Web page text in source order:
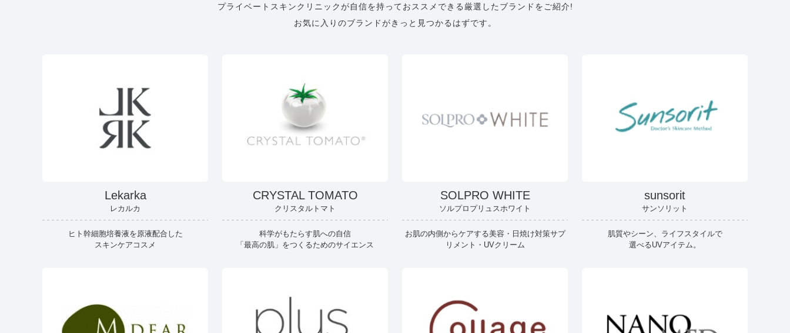
プライベートスキンクリニックが自信を持っておススメできる厳選したブランドをご紹介!
お気に入りのブランドがきっと見つかるはずです。
Lekarka
レカルカ
ヒト幹細胞培養液を原液配合した
スキンケアコスメ
CRYSTAL TOMATO
クリスタルトマト
科学がもたらす肌への自信
「最高の肌」をつくるためのサイエンス
SOLPRO WHITE
ソルプロプリュスホワイト
お肌の内側からケアする美容・日焼け対策サプ
リメント・UVクリーム
sunsorit
サンソリット
肌質やシーン、ライフスタイルで
選べるUVアイテム。